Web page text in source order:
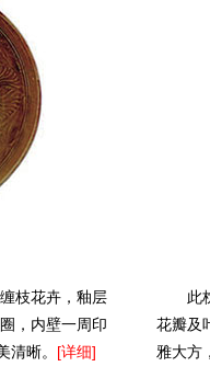
枝花卉，釉层
，内壁一周印
清晰。 [详细]
此
花瓣及
雅大方